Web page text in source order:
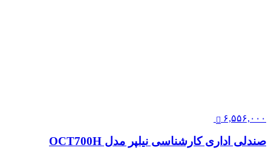
۶,۵۵۶,۰۰۰
صندلی اداری کارشناسی نیلپر مدل OCT700H